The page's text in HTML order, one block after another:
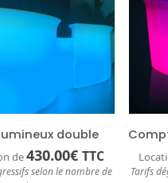
double
de430.00€ TTC
selon le nombre de
Tarifs